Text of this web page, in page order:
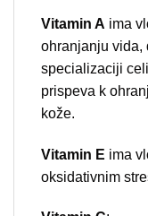
Vitamin A ima
ohranjanju vida,
specializaciji
prispeva k
kože.
Vitamin E ima
oksidativnim